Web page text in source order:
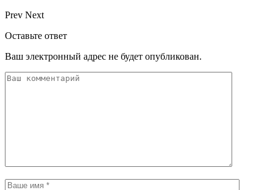
Prev Next
Оставьте ответ
Ваш электронный адрес не будет опубликован.